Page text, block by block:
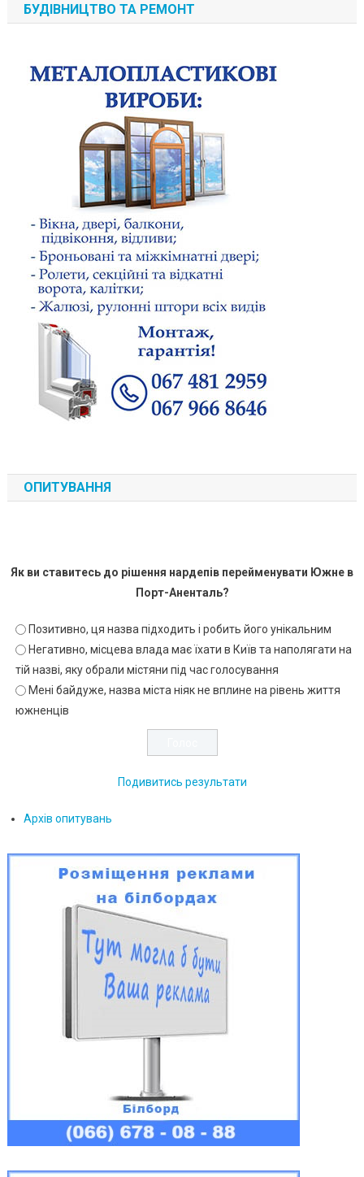
БУДІВНИЦТВО ТА РЕМОНТ
ОПИТУВАННЯ
Як ви ставитесь до рішення нардепів перейменувати Южне в
Порт-Аненталь?
Позитивно, ця назва підходить і робить його унікальним
Негативно, місцева влада має їхати в Київ та наполягати на
тій назві, яку обрали містяни під час голосування
Мені байдуже, назва міста ніяк не вплине на рівень життя
южненців
Подивитись результати
Архів опитувань